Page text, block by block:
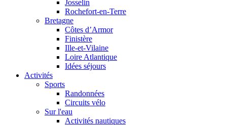
Josselin
Rochefort-en-Terre
Bretagne
Côtes d’Armor
Finistère
Ille-et-Vilaine
Loire Atlantique
Idées séjours
Activités
Sports
Randonnées
Circuits vélo
Sur l'eau
Activités nautiques